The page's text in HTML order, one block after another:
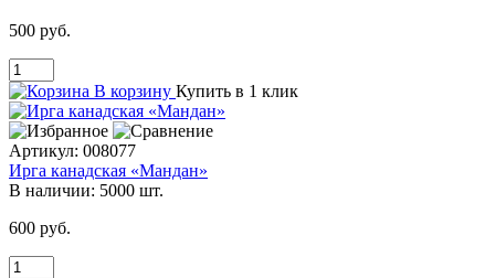
500 руб.
В корзину Купить в 1 клик
Артикул: 008077
Ирга канадская «Мандан»
В наличии: 5000 шт.
600 руб.